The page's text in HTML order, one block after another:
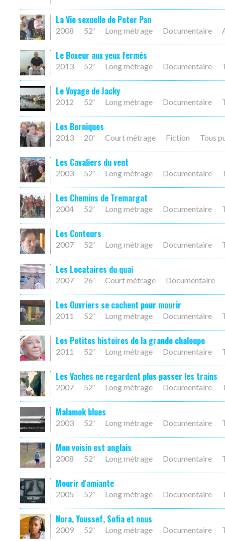
La Vie sexuelle de Peter Pan
2008 52' Long métrage Documentaire
Le Boxeur aux yeux fermés
2013 52' Long métrage Documentaire
Le Voyage de Jacky
2012 52' Long métrage Documentaire
Les Berniques
2013 20' Court métrage Fiction Tous
Les Cavaliers du vent
2003 52' Long métrage Documentaire
Les Chemins de Tremargat
2004 52' Long métrage Documentaire
Les Conteurs
2007 52' Long métrage Documentaire
Les Locataires du quai
2007 26' Court métrage Documentaire
Les Ouvriers se cachent pour mourir
2011 52' Long métrage Documentaire
Les Petites histoires de la grande chaloupe
2011 52' Long métrage Documentaire
Les Vaches ne regardent plus passer les trains
2007 52' Long métrage Documentaire
Malamok blues
2003 52' Long métrage Documentaire
Mon voisin est anglais
2008 52' Long métrage Documentaire
Mourir d'amiante
2005 52' Long métrage Documentaire
Nora, Youssef, Sofia et nous
2009 52' Long métrage Documentaire